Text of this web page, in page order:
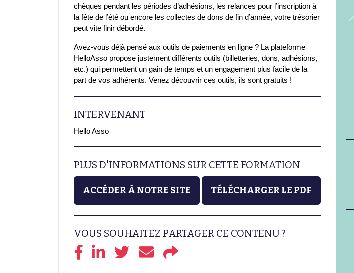
chèques pendant les périodes d’adhésions, les relances pour l’inscription à
la fête de l’été ou encore les collectes de dons de fin d’année, votre trésorier
peut vite finir débordé.
Avez-vous déjà pensé aux outils de paiements en ligne ? La plateforme
HelloAsso propose justement différents outils (billetteries, dons, adhésions,
etc.) qui permettent un gain de temps et un engagement plus facile de la
part de vos adhérents. Venez découvrir ces outils, ils sont gratuits !
INTERVENANT
Hello Asso
PLUS D'INFORMATIONS SUR CETTE FORMATION
ACCÉDER À NOTRE SITE TÉLÉCHARGER LE PDF
VOUS SOUHAITEZ PARTAGER CE CONTENU ?